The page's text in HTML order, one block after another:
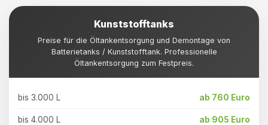
Kunststofftanks
Preise für die Öltankentsorgung und Demontage von
Batterietanks / Kunststofftank. Professionelle
Öltankentsorgung zum Festpreis.
bis 3.000 L ab 760 Euro
bis 4.000 L ab 905 Euro